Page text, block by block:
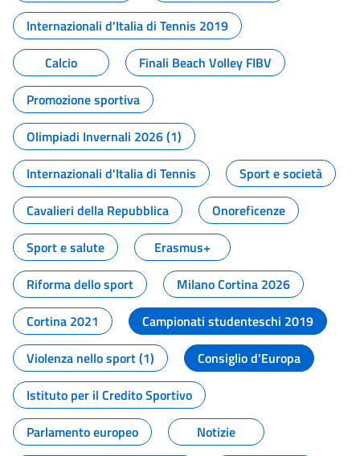
Internazionali d'Italia di Tennis 2019
Calcio
Finali Beach Volley FIBV
Promozione sportiva
Olimpiadi Invernali 2026 (1)
Internazionali d'Italia di Tennis
Sport e società
Cavalieri della Repubblica
Onoreficenze
Sport e salute
Erasmus+
Riforma dello sport
Milano Cortina 2026
Cortina 2021
Campionati studenteschi 2019
Violenza nello sport (1)
Consiglio d'Europa
Istituto per il Credito Sportivo
Parlamento europeo
Notizie